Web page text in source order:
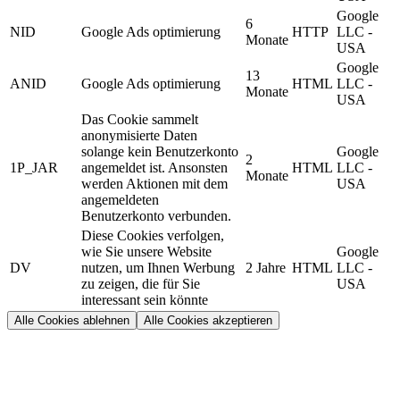
NID Google Ads optimierung
6
Monate
HTTP
Google
LLC -
USA
ANID Google Ads optimierung
13
Monate
HTML
Google
LLC -
USA
1P_JAR
Das Cookie sammelt
anonymisierte Daten
solange kein Benutzerkonto
angemeldet ist. Ansonsten
werden Aktionen mit dem
angemeldeten
Benutzerkonto verbunden.
2
Monate
HTML
Google
LLC -
USA
DV
Diese Cookies verfolgen,
wie Sie unsere Website
nutzen, um Ihnen Werbung
zu zeigen, die für Sie
interessant sein könnte
2 Jahre HTML
Google
LLC -
USA
Alle Cookies ablehnen Alle Cookies akzeptieren